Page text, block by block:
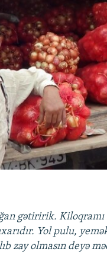
gətiririk.
Yol pulu,
zay olmasın deyə